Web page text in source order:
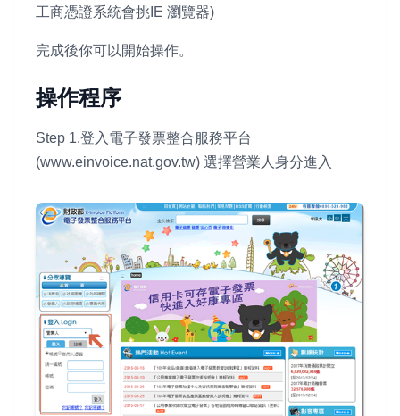
工商憑證系統會挑IE 瀏覽器)
完成後你可以開始操作。
操作程序
Step 1.登入電子發票整合服務平台
(www.einvoice.nat.gov.tw) 選擇營業人身分進入